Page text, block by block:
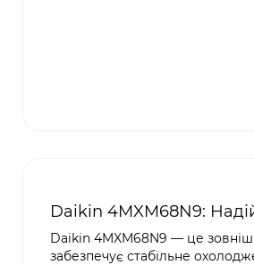
Daikin 4MXM68N9:
Daikin 4MXM68N9 — це
забезпечує стабільне